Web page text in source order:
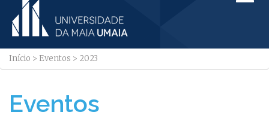
Início > Eventos > 2023
Eventos